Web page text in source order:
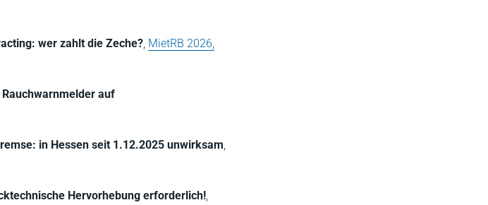
wer zahlt die Zeche?, MietRB 2026,
auf
in Hessen seit 1.12.2025 unwirksam,
Hervorhebung erforderlich!,